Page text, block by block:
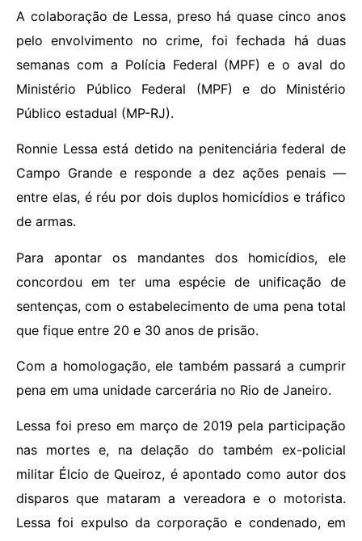
A colaboração de Lessa, preso há quase cinco anos
pelo envolvimento no crime, foi fechada há duas
semanas com a Polícia Federal (MPF) e o aval do
Ministério Público Federal (MPF) e do Ministério
Público estadual (MP-RJ).
Ronnie Lessa está detido na penitenciária federal de
Campo Grande e responde a dez ações penais —
entre elas, é réu por dois duplos homicídios e tráfico
de armas.
Para apontar os mandantes dos homicídios, ele
concordou em ter uma espécie de unificação de
sentenças, com o estabelecimento de uma pena total
que fique entre 20 e 30 anos de prisão.
Com a homologação, ele também passará a cumprir
pena em uma unidade carcerária no Rio de Janeiro.
Lessa foi preso em março de 2019 pela participação
nas mortes e, na delação do também ex-policial
militar Élcio de Queiroz, é apontado como autor dos
disparos que mataram a vereadora e o motorista.
Lessa foi expulso da corporação e condenado, em